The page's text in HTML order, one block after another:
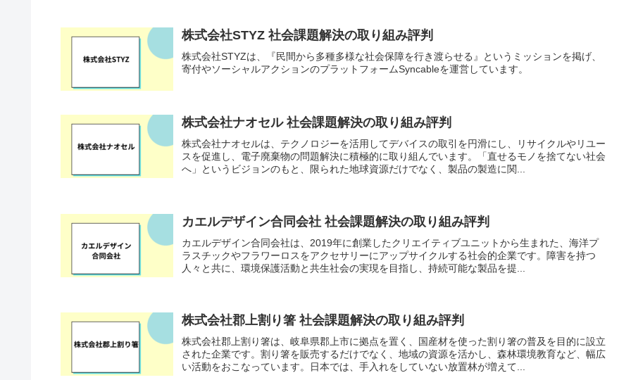
株式会社STYZ 社会課題解決の取り組み評判
株式会社STYZは、『民間から多種多様な社会保障を行き渡らせる』というミッションを掲げ、
寄付やソーシャルアクションのプラットフォームSyncableを運営しています。
株式会社ナオセル 社会課題解決の取り組み評判
株式会社ナオセルは、テクノロジーを活用してデバイスの取引を円滑にし、リサイクルやリユー
スを促進し、電子廃棄物の問題解決に積極的に取り組んでいます。「直せるモノを捨てない社会
へ」というビジョンのもと、限られた地球資源だけでなく、製品の製造に関...
カエルデザイン合同会社 社会課題解決の取り組み評判
カエルデザイン合同会社は、2019年に創業したクリエイティブユニットから生まれた、海洋プ
ラスチックやフラワーロスをアクセサリーにアップサイクルする社会的企業です。障害を持つ
人々と共に、環境保護活動と共生社会の実現を目指し、持続可能な製品を提...
株式会社郡上割り箸 社会課題解決の取り組み評判
株式会社郡上割り箸は、岐阜県郡上市に拠点を置く、国産材を使った割り箸の普及を目的に設立
された企業です。割り箸を販売するだけでなく、地域の資源を活かし、森林環境教育など、幅広
い活動をおこなっています。日本では、手入れをしていない放置林が増えて...